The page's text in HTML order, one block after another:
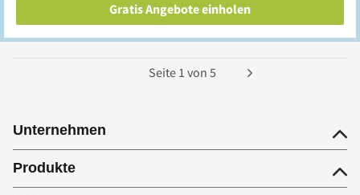
Gratis Angebote einholen
Seite 1 von 5
Unternehmen
Produkte